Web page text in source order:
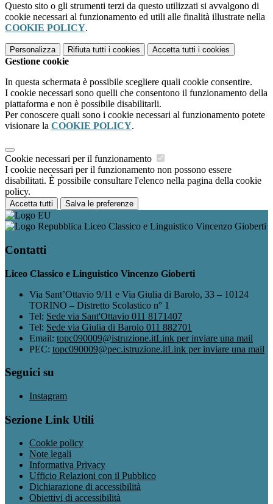
Questo sito o gli strumenti terzi da questo utilizzati si avvalgono di
cookie necessari al funzionamento ed utili alle finalità illustrate nella
COOKIE POLICY.
Personalizza Rifiuta tutti i cookies Accetta tutti i cookies
Gestione cookie
In questa schermata è possibile scegliere quali cookie consentire.
I cookie necessari sono quelli che consentono il funzionamento della
piattaforma e non è possibile disabilitarli.
Per conoscere quali sono i cookie necessari al funzionamento potete
visionare la COOKIE POLICY.
Cookie necessari per il funzionamento
I cookie necessari per il funzionamento non possono essere
disabilitati. È possibile consultare l'elenco nella pagina della cookie
policy.
Accetta tutti Salva le preferenze
Liceo Classico e Linguistico Vincenzo Gioberti
Contatti
Liceo Classico e Linguistico Vincenzo Gioberti
Via Sant’Ottavio 9/11 e Via Giulia di Barolo, 33 – 10124
TORINO – Distretto Scolastico n° 1
Tel: Sede via Sant'Ottavio 011 8171407
Tel: Sede via Giulia di Barolo 011 882701
Email: topc090009@istruzione.itLink per inviare una mail
PEC: topc090009@pec.istruzione.itLink per inviare una mail
Seguici su
Instagram
Sezione Link Utili
Cookie policy
Note legali
Informativa Privacy
Ufficio Relazioni con il Pubblico
Dichiarazione di accessibilità
Obiettivi di accessibilità